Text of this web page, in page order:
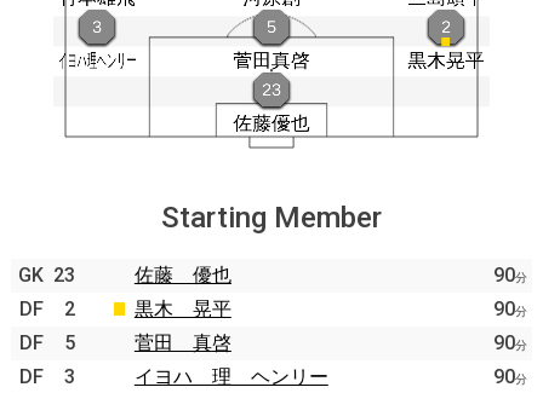
Starting Member
GK 23 佐藤 優也 90分
DF 2 黒木 晃平 90分
DF 5 菅田 真啓 90分
DF 3 イヨハ 理 ヘンリー 90分